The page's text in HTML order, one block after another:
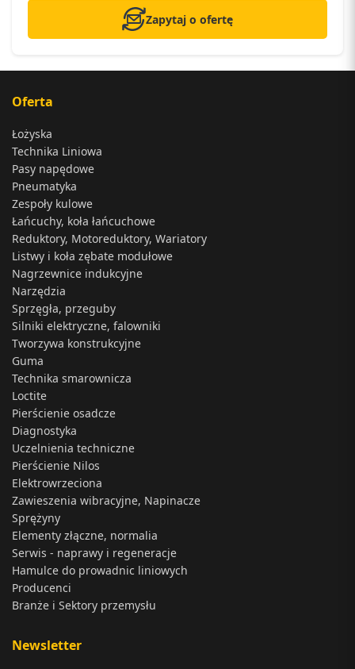
Zapytaj o ofertę
Oferta
Łożyska
Technika Liniowa
Pasy napędowe
Pneumatyka
Zespoły kulowe
Łańcuchy, koła łańcuchowe
Reduktory, Motoreduktory, Wariatory
Listwy i koła zębate modułowe
Nagrzewnice indukcyjne
Narzędzia
Sprzęgła, przeguby
Silniki elektryczne, falowniki
Tworzywa konstrukcyjne
Guma
Technika smarownicza
Loctite
Pierścienie osadcze
Diagnostyka
Uczelnienia techniczne
Pierścienie Nilos
Elektrowrzeciona
Zawieszenia wibracyjne, Napinacze
Sprężyny
Elementy złączne, normalia
Serwis - naprawy i regeneracje
Hamulce do prowadnic liniowych
Producenci
Branże i Sektory przemysłu
Newsletter